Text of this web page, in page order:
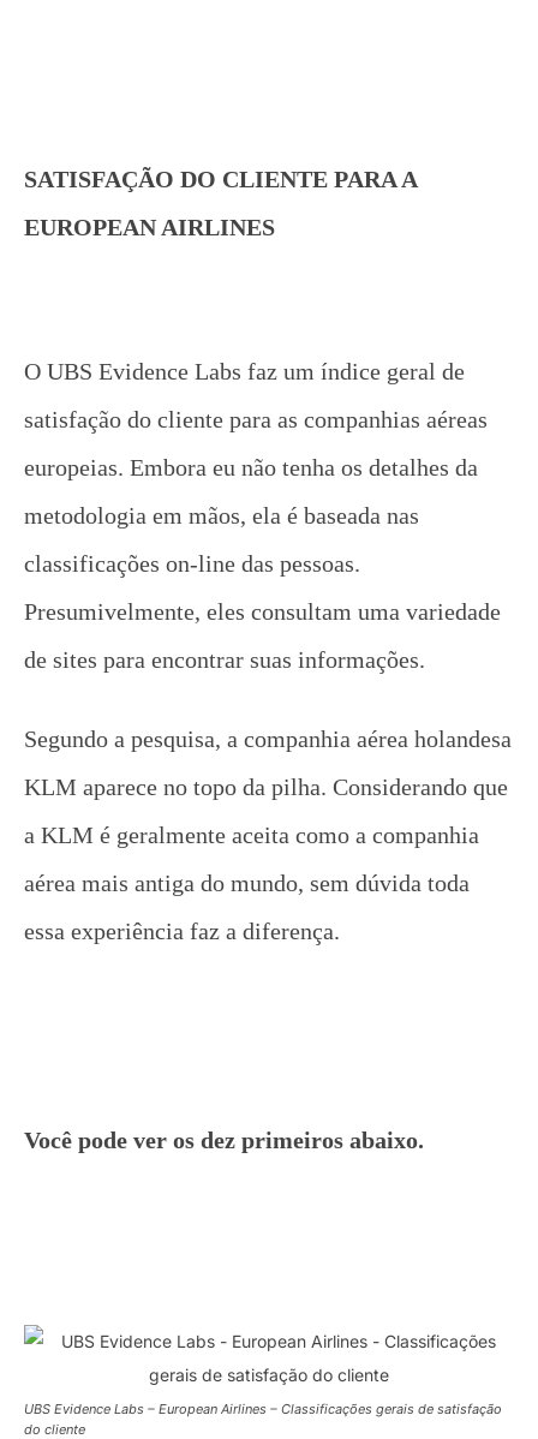
SATISFAÇÃO DO CLIENTE PARA A
EUROPEAN AIRLINES
O UBS Evidence Labs faz um índice geral de
satisfação do cliente para as companhias aéreas
europeias. Embora eu não tenha os detalhes da
metodologia em mãos, ela é baseada nas
classificações on-line das pessoas.
Presumivelmente, eles consultam uma variedade
de sites para encontrar suas informações.
Segundo a pesquisa, a companhia aérea holandesa
KLM aparece no topo da pilha. Considerando que
a KLM é geralmente aceita como a companhia
aérea mais antiga do mundo, sem dúvida toda
essa experiência faz a diferença.
Você pode ver os dez primeiros abaixo.
UBS Evidence Labs – European Airlines – Classificações gerais de satisfação
do cliente